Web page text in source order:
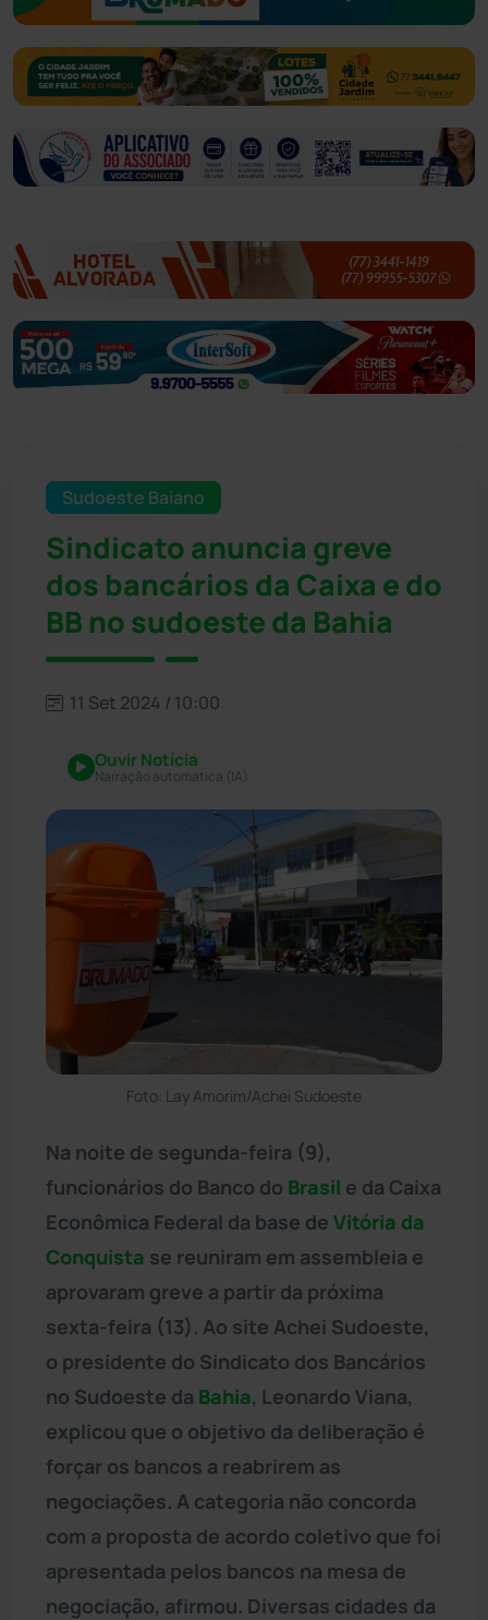
Sudoeste Baiano
Sindicato anuncia greve
dos bancários da Caixa e do
BB no sudoeste da Bahia
11 Set 2024 / 10:00
Ouvir Notícia
Narração automática (IA)
Foto: Lay Amorim/Achei Sudoeste
Na noite de segunda-feira (9),
funcionários do Banco do Brasil e da Caixa
Econômica Federal da base de Vitória da
Conquista se reuniram em assembleia e
aprovaram greve a partir da próxima
sexta-feira (13). Ao site Achei Sudoeste,
o presidente do Sindicato dos Bancários
no Sudoeste da Bahia, Leonardo Viana,
explicou que o objetivo da deliberação é
forçar os bancos a reabrirem as
negociações. A categoria não concorda
com a proposta de acordo coletivo que foi
apresentada pelos bancos na mesa de
negociação, afirmou. Diversas cidades da